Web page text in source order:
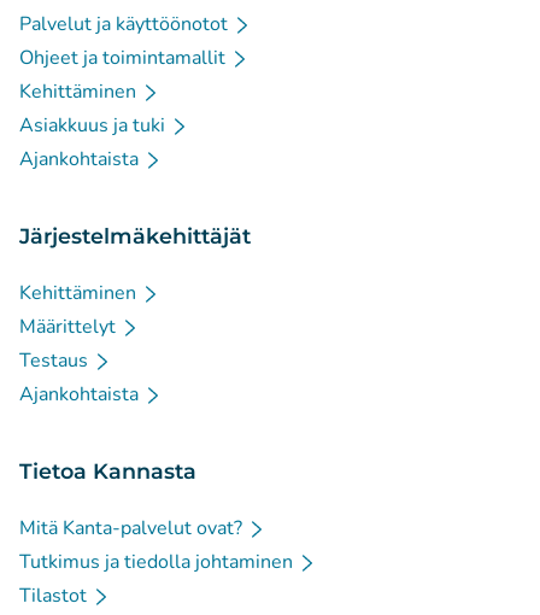
Palvelut ja käyttöönotot
Ohjeet ja toimintamallit
Kehittäminen
Asiakkuus ja tuki
Ajankohtaista
Järjestelmäkehittäjät
Kehittäminen
Määrittelyt
Testaus
Ajankohtaista
Tietoa Kannasta
Mitä Kanta-palvelut ovat?
Tutkimus ja tiedolla johtaminen
Tilastot